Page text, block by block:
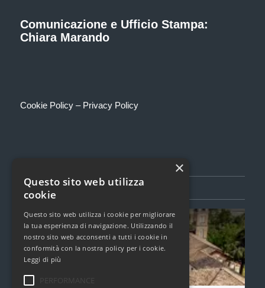
Comunicazione e Ufficio Stampa:
Chiara Marando
Cookie Policy– Privacy Policy
SEGUICI SU FACEBOOK
Torcualria Book Festival
1,6k Mi Piace
×
Questo sito web utilizza
cookie
Questo sito web utilizza i cookie per migliorare
la tua esperienza di navigazione. Utilizzando il
nostro sito web acconsenti a tutti i cookie in
conformità con la nostra policy per i cookie.
Leggi di più